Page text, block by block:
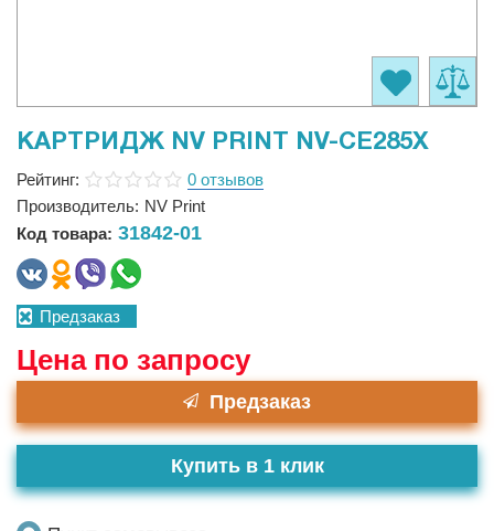
КАРТРИДЖ NV PRINT NV-CE285X
Рейтинг:
0 отзывов
Производитель: NV Print
Код товара: 31842-01
Предзаказ
Цена по запросу
Предзаказ
Купить в 1 клик